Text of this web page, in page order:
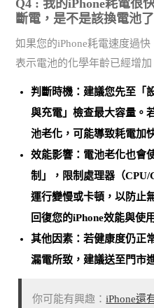
Q4 : 我的iPhone耗電很
斷電，是不是該換電池
如果您的iPhone耗電速度過
表示電池的化學年齡已經增加
判斷時機：建議您先至「
與充電」檢查最大容量。
池老化 ，可能導致耗電加
效能影響：電池老化也會
制」，限制處理器（
運行變慢或卡頓，以防止
回復您的iPhone效能與使
其他因素：若健康度仍正
漏電所致 ，建議送至門市
你可能有興趣：iPhone還